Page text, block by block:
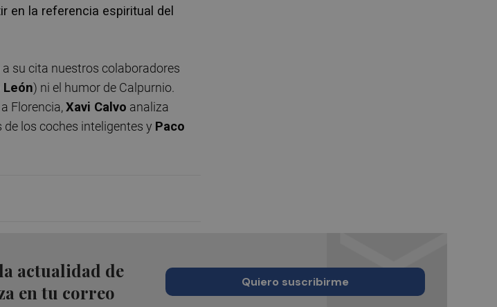
en la referencia espiritual del
su cita nuestros colaboradores
) ni el humor de Calpurnio.
Florencia,Xavi Calvo analiza
los coches inteligentes y Paco
actualidad de
en tu correo
Quiero suscribirme